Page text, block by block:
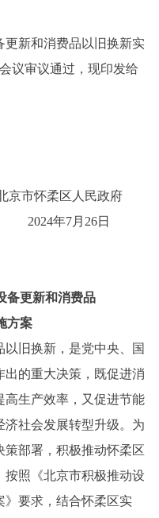
新和消费品以旧换新实
议审议通过，现印发给
京市怀柔区人民政府
2024年7月26日
备更新和消费品
方案
旧换新，是党中央、国
的重大决策，既促进消
高生产效率，又促进节能
济社会发展转型升级。为
部署，积极推动怀柔区
照《北京市积极推动设
》要求，结合怀柔区实